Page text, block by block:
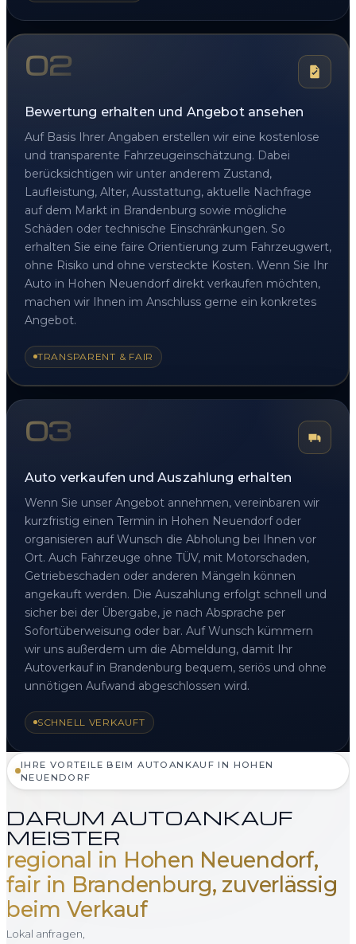
02
Bewertung erhalten und Angebot ansehen
Auf Basis Ihrer Angaben erstellen wir eine kostenlose
und transparente Fahrzeugeinschätzung. Dabei
berücksichtigen wir unter anderem Zustand,
Laufleistung, Alter, Ausstattung, aktuelle Nachfrage
auf dem Markt in Brandenburg sowie mögliche
Schäden oder technische Einschränkungen. So
erhalten Sie eine faire Orientierung zum Fahrzeugwert,
ohne Risiko und ohne versteckte Kosten. Wenn Sie Ihr
Auto in Hohen Neuendorf direkt verkaufen möchten,
machen wir Ihnen im Anschluss gerne ein konkretes
Angebot.
TRANSPARENT & FAIR
03
Auto verkaufen und Auszahlung erhalten
Wenn Sie unser Angebot annehmen, vereinbaren wir
kurzfristig einen Termin in Hohen Neuendorf oder
organisieren auf Wunsch die Abholung bei Ihnen vor
Ort. Auch Fahrzeuge ohne TÜV, mit Motorschaden,
Getriebeschaden oder anderen Mängeln können
angekauft werden. Die Auszahlung erfolgt schnell und
sicher bei der Übergabe, je nach Absprache per
Sofortüberweisung oder bar. Auf Wunsch kümmern
wir uns außerdem um die Abmeldung, damit Ihr
Autoverkauf in Brandenburg bequem, seriös und ohne
unnötigen Aufwand abgeschlossen wird.
SCHNELL VERKAUFT
IHRE VORTEILE BEIM AUTOANKAUF IN HOHEN
NEUENDORF
DARUM AUTOANKAUF
MEISTER
regional in Hohen Neuendorf,
fair in Brandenburg, zuverlässig
beim Verkauf
Lokal anfragen,